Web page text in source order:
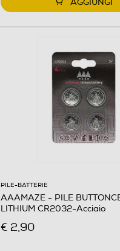
AGGIUNGI
PILE-BATTERIE
AAAMAZE - PILE
LITHIUM CR2032-Acciaio
€ 2,90